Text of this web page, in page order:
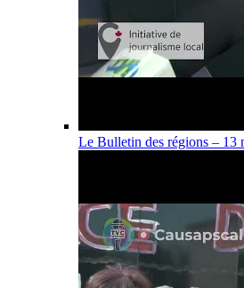
Le Bulletin des régions – 13